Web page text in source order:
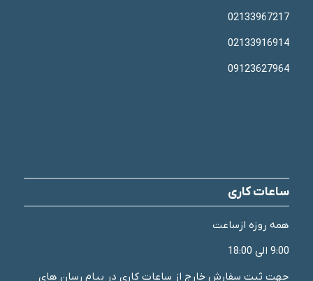
02133967217
02133916914
09123627964
ساعات کاری
همه روزه ازساعت
9:00 الی 18:00
جهت ثبت سفارش خارج از ساعات کاری در پیام رسان های